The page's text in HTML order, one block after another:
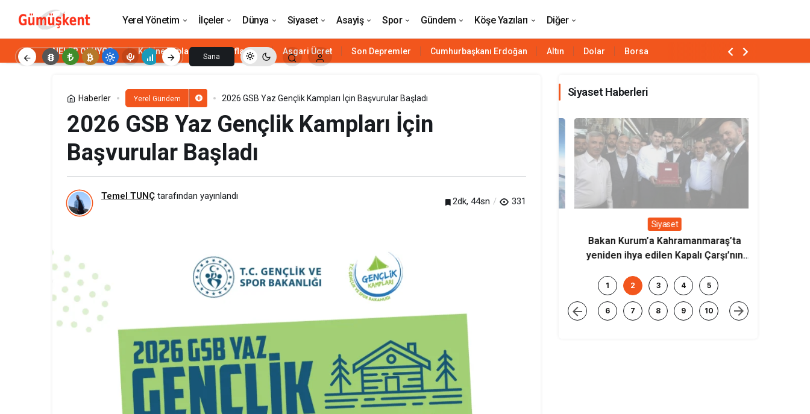
Yerel Yönetim İlçeler Dünya Siyaset Asayiş Spor Gündem Köşe Yazıları Diğer
Sana
NELER OLUYOR Kabine Toplantısı Enflasyon Asgari Ücret Son Depremler Cumhurbaşkanı Erdoğan Altın Dolar Borsa
Haberler Yerel Gündem 2026 GSB Yaz Gençlik Kampları İçin Başvurular Başladı
2026 GSB Yaz Gençlik Kampları İçin
Başvurular Başladı
Temel TUNÇ tarafından yayınlandı
2dk, 44sn 331
Siyaset Haberleri
Siyaset
Bakan Kurum’a Kahramanmaraş’ta
yeniden ihya edilen Kapalı Çarşı’nın
1 2 3 4 5
6 7 8 9 10
Anahtar Parti’den Merak Edilen Sorulara Açıklık: “Milletin A Planıyız”